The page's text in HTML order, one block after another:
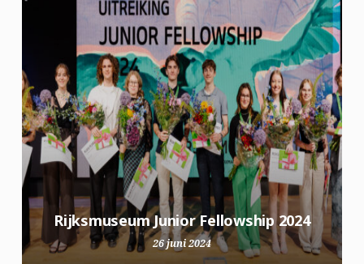
Rijksmuseum Junior Fellowship 2024
26 juni 2024